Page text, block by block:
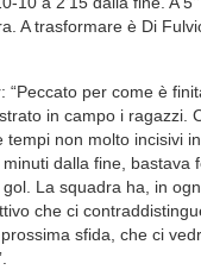
A trasformare è Di
“Peccato per come è
in campo i ragazzi.
non molto incisivi
dalla fine, bastava
La squadra ha, in
che ci
sfida, che ci